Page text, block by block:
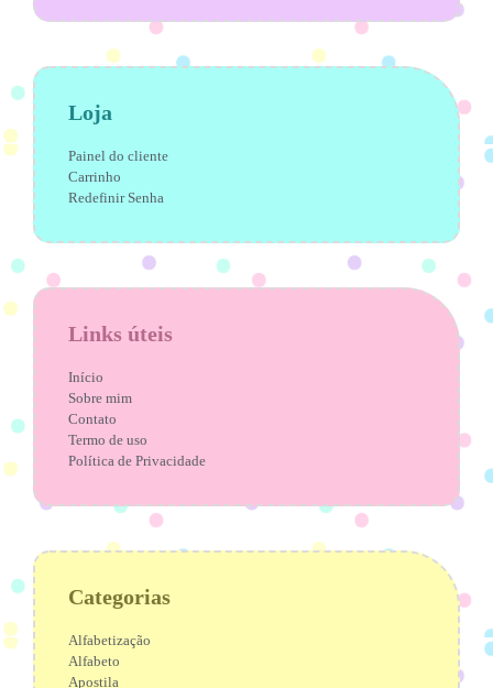
Loja
Painel do cliente
Carrinho
Redefinir Senha
Links úteis
Início
Sobre mim
Contato
Termo de uso
Política de Privacidade
Categorias
Alfabetização
Alfabeto
Apostila